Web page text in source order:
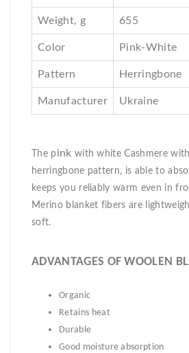
Weight, g 655
Color Pink-White
Pattern Herringbone
Manufacturer Ukraine
The pink with white Cashmere
herringbone pattern, is able to
keeps you reliably warm even in
Merino blanket fibers are
soft.
ADVANTAGES OF WOOLEN
Organic
Retains heat
Durable
Good moisture absorption